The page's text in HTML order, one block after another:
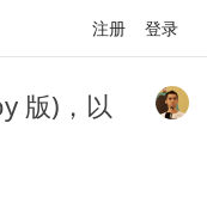
注册 登录
版)，以